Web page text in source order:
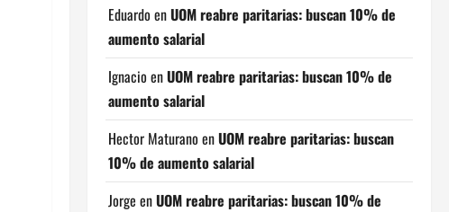
Eduardo enUOM reabre paritarias: buscan 10% de
aumento salarial
Ignacio enUOM reabre paritarias: buscan 10% de
aumento salarial
Hector Maturano enUOM reabre paritarias: buscan
10% de aumento salarial
Jorge enUOM reabre paritarias: buscan 10% de